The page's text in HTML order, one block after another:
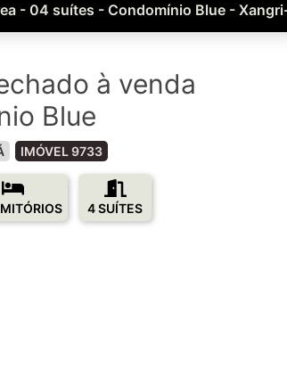
- 04 suítes - Condomínio Blue -
à venda
Blue
IMÓVEL 9733
4 SUÍTES